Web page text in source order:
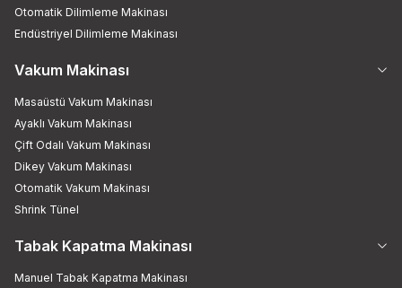
Otomatik Dilimleme Makinası
Endüstriyel Dilimleme Makinası
Vakum Makinası
Masaüstü Vakum Makinası
Ayaklı Vakum Makinası
Çift Odalı Vakum Makinası
Dikey Vakum Makinası
Otomatik Vakum Makinası
Shrink Tünel
Tabak Kapatma Makinası
Manuel Tabak Kapatma Makinası